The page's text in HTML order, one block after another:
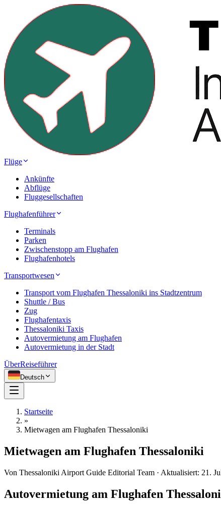
Flüge
Ankünfte
Abflüge
Fluggesellschaften
Flughafenführer
Terminals
Parken
Zwischenstopp am Flughafen
Flughafenhotels
Transportwesen
Transport vom Flughafen Thessaloniki ins Stadtzentrum
Shuttle / Bus
Zug
Flughafentaxis
Thessaloniki Taxis
Autovermietung am Flughafen
Autovermietung in der Stadt
ÜberReiseführer
Deutsch
Startseite
»
Mietwagen am Flughafen Thessaloniki
Mietwagen am Flughafen Thessaloniki
Von Thessaloniki Airport Guide Editorial Team · Aktualisiert: 21.
Autovermietung am Flughafen